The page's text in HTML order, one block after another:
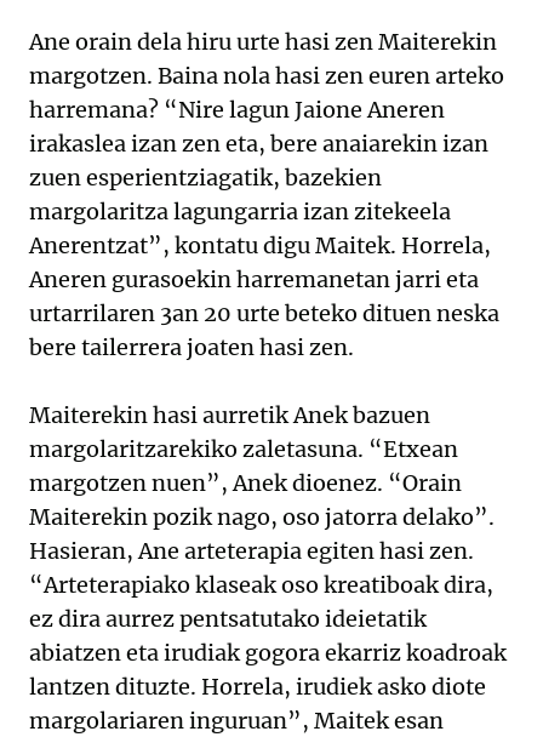
Ane orain dela hiru urte hasi zen Maiterekin
margotzen. Baina nola hasi zen euren arteko
harremana? “Nire lagun Jaione Aneren
irakaslea izan zen eta, bere anaiarekin izan
zuen esperientziagatik, bazekien
margolaritza lagungarria izan zitekeela
Anerentzat”, kontatu digu Maitek. Horrela,
Aneren gurasoekin harremanetan jarri eta
urtarrilaren 3an 20 urte beteko dituen neska
bere tailerrera joaten hasi zen.
Maiterekin hasi aurretik Anek bazuen
margolaritzarekiko zaletasuna. “Etxean
margotzen nuen”, Anek dioenez. “Orain
Maiterekin pozik nago, oso jatorra delako”.
Hasieran, Ane arteterapia egiten hasi zen.
“Arteterapiako klaseak oso kreatiboak dira,
ez dira aurrez pentsatutako ideietatik
abiatzen eta irudiak gogora ekarriz koadroak
lantzen dituzte. Horrela, irudiek asko diote
margolariaren inguruan”, Maitek esan